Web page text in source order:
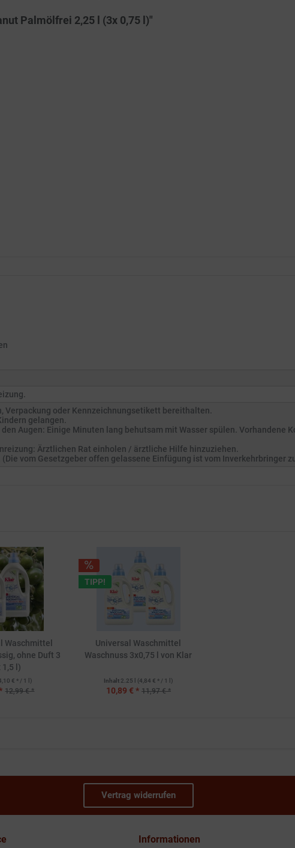
Palmölfrei 2,25 l (3x 0,75 l)"
Verpackung oder Kennzeichnungsetikett bereithalten.
gelangen.
Augen: Einige Minuten lang behutsam mit Wasser spülen. Vorhandene
Ärztlichen Rat einholen / ärztliche Hilfe hinzuziehen.
vom Gesetzgeber offen gelassene Einfügung ist vom Inverkehrbringer
Waschmittel
ohne Duft 3
1,5 l)
€ * / 1 l)
12,99 € *
TIPP!
Universal Waschmittel
Waschnuss 3x0,75 l von Klar
Inhalt 2.25 l (4,84 € * / 1 l)
10,89 € * 11,97 € *
Vertrag widerrufen
Informationen